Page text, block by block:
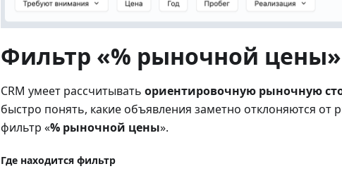
Фильтр «% рыночной цены»
CRM умеет рассчитывать ориентировочную рыночную
быстро понять, какие объявления заметно отклоняются от
фильтр «% рыночной цены».
Где находится фильтр